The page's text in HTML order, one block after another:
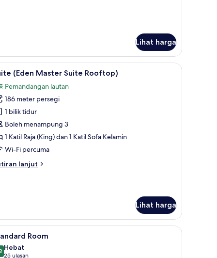
Lihat harga
Suite (Eden Master Suite Rooftop) | Teres/
5 (Eden Master Suite Rooftop)
Pemandangan lautan
186 meter persegi
1 bilik tidur
Boleh menampung 3
1 Katil Raja (King) dan 1 Katil Sofa Kelamin
Wi-Fi percuma
lanjut
Lihat harga
Wi-fi percuma, cadar katil Standard Room | Bar mini percuma, peti
6 Room
daripada 10
Hebat
25 ulasan